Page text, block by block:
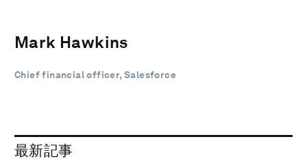
Mark Hawkins
Chief financial officer, Salesforce
最新記事